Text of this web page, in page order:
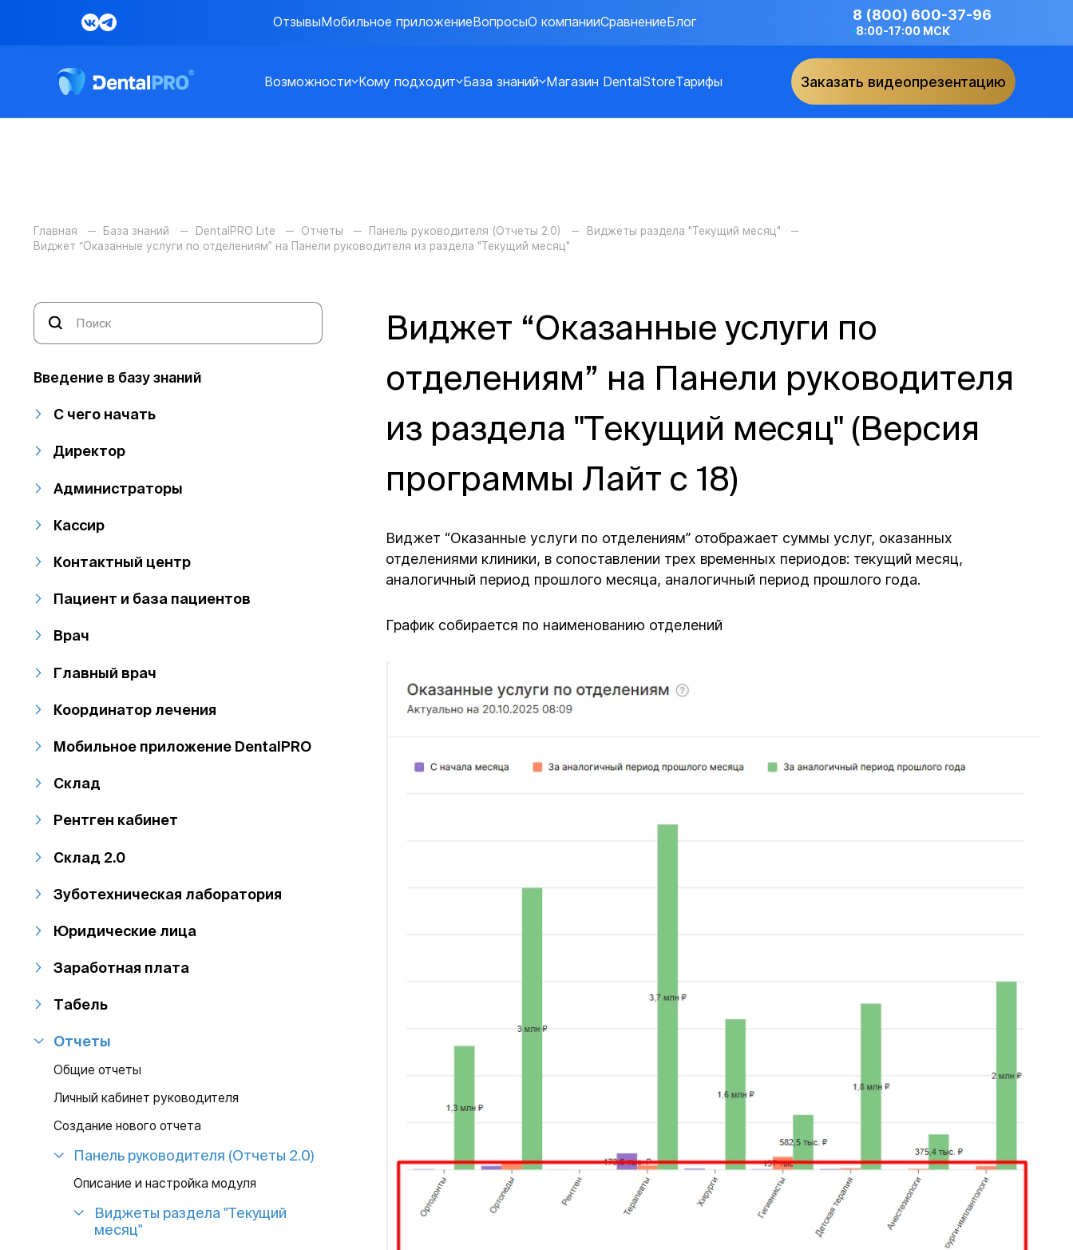
ОтзывыМобильное приложениеВопросыО компанииСравнениеБлог 8 (800) 600-37-96
8:00-17:00 МСК
Возможности Кому подходит База знаний Магазин DentalStoreТарифы Заказать видеопрезентацию
Главная База знаний DentalPRO Lite Отчеты Панель руководителя (Отчеты 2.0)
Виджеты раздела "Текущий месяц"
Виджет “Оказанные услуги по отделениям” на Панели руководителя из раздела "Текущий месяц"
Введение в базу знаний
С чего начать
Директор
Администраторы
Кассир
Контактный центр
Пациент и база пациентов
Врач
Главный врач
Координатор лечения
Мобильное приложение DentalPRO
Склад
Рентген кабинет
Склад 2.0
Зуботехническая лаборатория
Юридические лица
Заработная плата
Табель
Отчеты
Общие отчеты
Личный кабинет руководителя
Создание нового отчета
Панель руководителя (Отчеты 2.0)
Описание и настройка модуля
Виджеты раздела "Текущий
месяц"
Виджет “Оказанные услуги по
отделениям” на Панели руководителя
из раздела "Текущий месяц" (Версия
программы Лайт с 18)
Виджет “Оказанные услуги по отделениям” отображает суммы услуг, оказанных
отделениями клиники, в сопоставлении трех временных периодов: текущий месяц,
аналогичный период прошлого месяца, аналогичный период прошлого года.
График собирается по наименованию отделений